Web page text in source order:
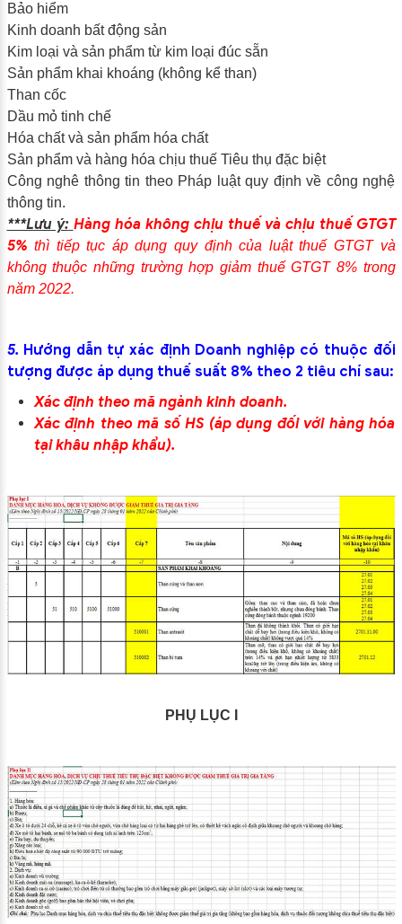
Bảo hiểm
Kinh doanh bất động sản
Kim loại và sản phẩm từ kim loại đúc sẵn
Sản phẩm khai khoáng (không kể than)
Than cốc
Dầu mỏ tinh chế
Hóa chất và sản phẩm hóa chất
Sản phẩm và hàng hóa chịu thuế Tiêu thụ đặc biệt
Công nghê thông tin theo Pháp luật quy định về công nghệ
thông tin.
***Lưu ý: Hàng hóa không chịu thuế và chịu thuế GTGT
5% thì tiếp tục áp dụng quy định của luật thuế GTGT và
không thuộc những trường hợp giảm thuế GTGT 8% trong
năm 2022.
5. Hướng dẫn tự xác định Doanh nghiệp có thuộc đối
tượng được áp dụng thuế suất 8% theo 2 tiêu chí sau:
Xác định theo mã ngành kinh doanh.
Xác định theo mã số HS (áp dụng đối với hàng hóa
tại khâu nhập khẩu).
PHỤ LỤC I